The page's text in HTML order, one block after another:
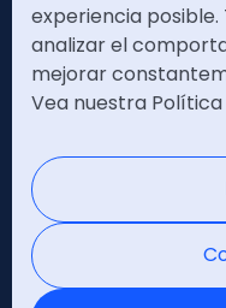
Política de calidad
Política de seguridad
Política de privacidad
Nota legal
Certificaciones
experiencia
analizar el
mejorar
Vea nuestra